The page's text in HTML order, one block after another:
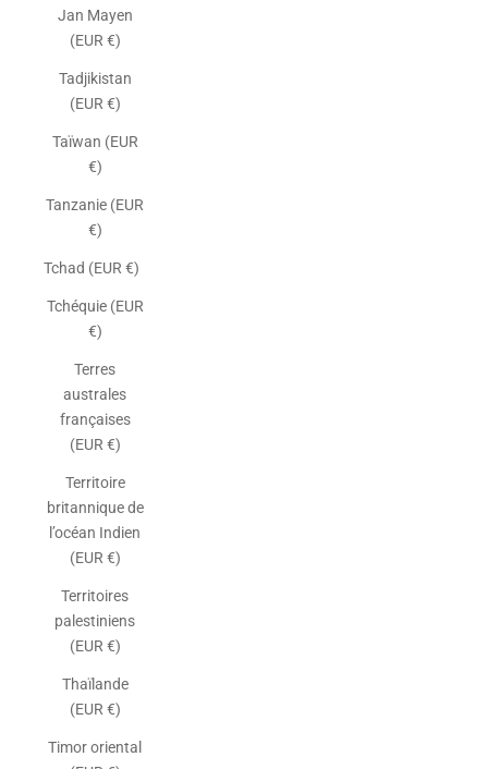
Jan Mayen
(EUR €)
Tadjikistan
(EUR €)
Taïwan (EUR
€)
Tanzanie (EUR
€)
Tchad (EUR €)
Tchéquie (EUR
€)
Terres
australes
françaises
(EUR €)
Territoire
britannique de
l’océan Indien
(EUR €)
Territoires
palestiniens
(EUR €)
Thaïlande
(EUR €)
Timor oriental